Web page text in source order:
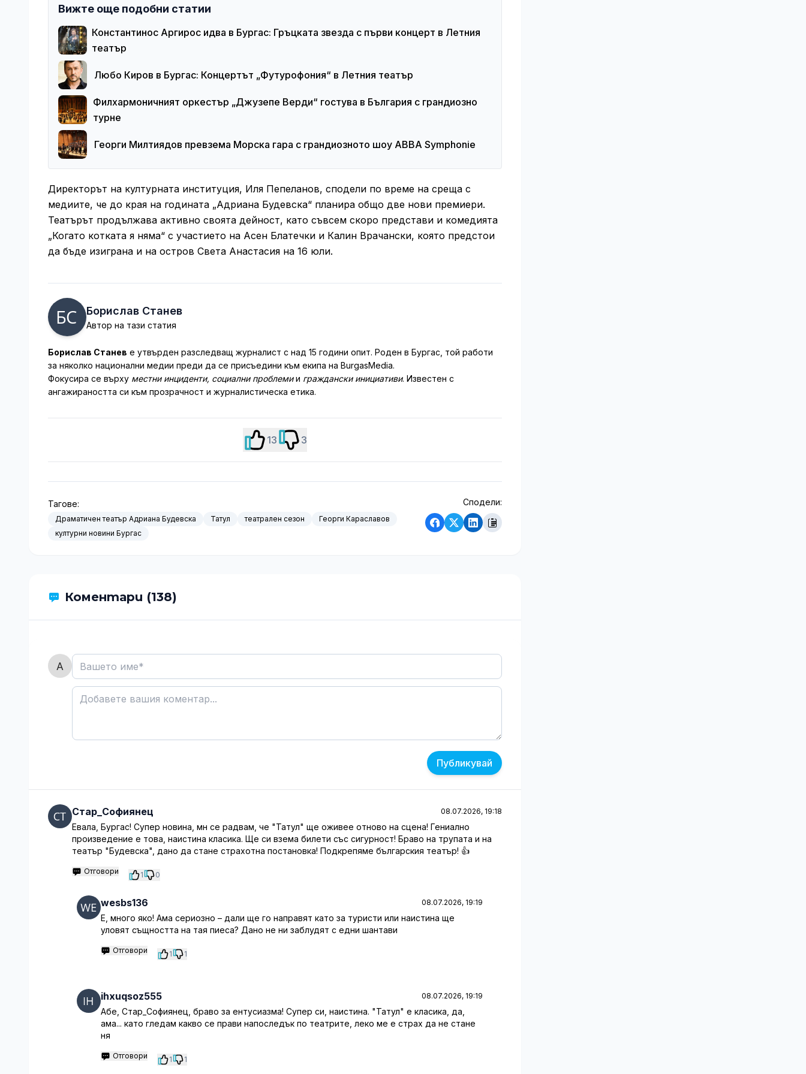
Вижте още подобни статии
Константинос Аргирос идва в Бургас: Гръцката звезда с първи концерт в Летния
театър
Любо Киров в Бургас: Концертът „Футурофония“ в Летния театър
Филхармоничният оркестър „Джузепе Верди“ гостува в България с грандиозно
турне
Георги Милтиядов превзема Морска гара с грандиозното шоу ABBA Symphonie
Директорът на културната институция, Иля Пепеланов, сподели по време на среща с
медиите, че до края на годината „Адриана Будевска“ планира общо две нови премиери.
Театърът продължава активно своята дейност, като съвсем скоро представи и комедията
„Когато котката я няма“ с участието на Асен Блатечки и Калин Врачански, която предстои
да бъде изиграна и на остров Света Анастасия на 16 юли.
Борислав Станев
Автор на тази статия
Борислав Станев е утвърден разследващ журналист с над 15 години опит. Роден в Бургас, той работи
за няколко национални медии преди да се присъедини към екипа на BurgasMedia.
Фокусира се върху местни инциденти, социални проблемии граждански инициативи. Известен с
ангажираността си към прозрачност и журналистическа етика.
13 3
Тагове:
Драматичен театър Адриана Будевска Татул театрален сезон
Георги Караславов
културни новини Бургас
Сподели:
Коментари (138)
Публикувай
Стар_Софиянец 08.07.2026, 19:18
Евала, Бургас! Супер новина, мн се радвам, че "Татул" ще оживее отново на сцена! Гениално
произведение е това, наистина класика. Ще си взема билети със сигурност! Браво на трупата и на
театър "Будевска", дано да стане страхотна постановка! Подкрепяме българския театър! 👍
Отговори 1 0
wesbs136 08.07.2026, 19:19
Е, много яко! Ама сериозно – дали ще го направят като за туристи или наистина ще
уловят същността на тая пиеса? Дано не ни заблудят с едни шантави
Отговори 1 1
ihxuqsoz555 08.07.2026, 19:19
Абе, Стар_Софиянец, браво за ентусиазма! Супер си, наистина. "Татул" е класика, да,
ама... като гледам какво се прави напоследък по театрите, леко ме е страх да не стане
ня
Отговори 1 1